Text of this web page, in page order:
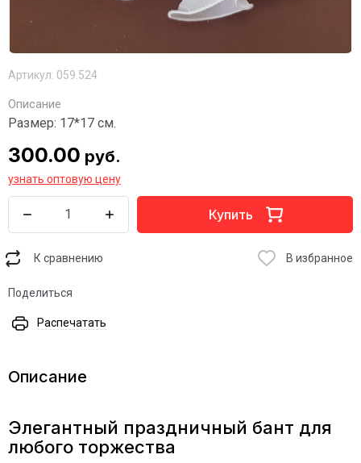
Артикул: 059.524
Описание
Размер: 17*17 см.
300.00 руб.
узнать оптовую цену
Купить
К сравнению В избранное
Поделиться
Распечатать
Описание
Элегантный праздничный бант для
любого торжества